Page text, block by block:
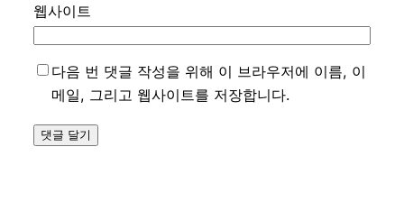
웹사이트
다음 번 댓글 작성을 위해 이 브라우저에 이름, 이
메일, 그리고 웹사이트를 저장합니다.